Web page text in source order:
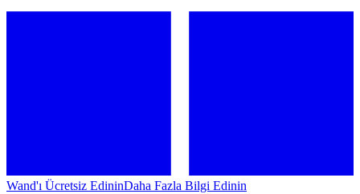
Wand'ı Ücretsiz EdininDaha Fazla Bilgi Edinin